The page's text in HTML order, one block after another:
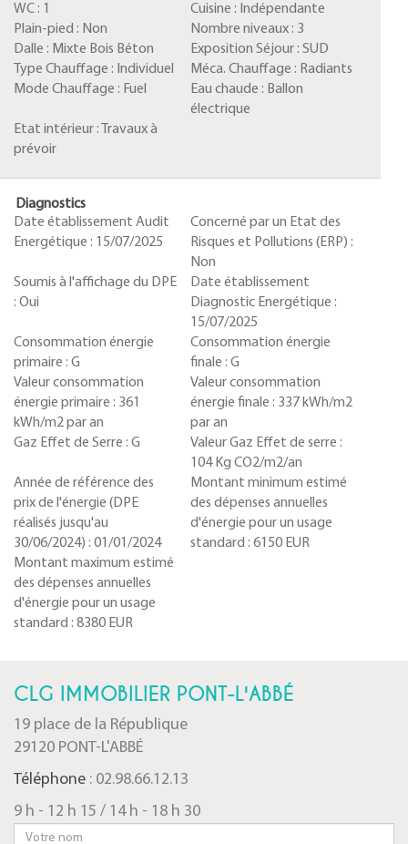
WC : 1 Cuisine : Indépendante
Plain-pied : Non Nombre niveaux : 3
Dalle : Mixte Bois Béton Exposition Séjour : SUD
Type Chauffage : Individuel Méca. Chauffage : Radiants
Mode Chauffage : Fuel Eau chaude : Ballon
électrique
Etat intérieur :
Travaux à
prévoir
Diagnostics
Date établissement Audit
Energétique : 15/07/2025
Concerné par un Etat des
Risques et Pollutions (ERP) :
Non
Soumis à l'affichage du DPE
: Oui
Date établissement
Diagnostic Energétique :
15/07/2025
Consommation énergie
primaire : G
Consommation énergie
finale : G
Valeur consommation
énergie primaire : 361
kWh/m2 par an
Valeur consommation
énergie finale : 337 kWh/m2
par an
Gaz Effet de Serre : G
Valeur Gaz Effet de serre :
104 Kg CO2/m2/an
Année de référence des
prix de l'énergie (DPE
réalisés jusqu'au
30/06/2024) : 01/01/2024
Montant minimum estimé
des dépenses annuelles
d'énergie pour un usage
standard : 6150 EUR
Montant maximum estimé
des dépenses annuelles
d'énergie pour un usage
standard : 8380 EUR
CLG IMMOBILIER PONT-L'ABBÉ
19 place de la République
29120 PONT-L'ABBÉ
Téléphone : 02.98.66.12.13
9 h - 12 h 15 / 14 h - 18 h 30